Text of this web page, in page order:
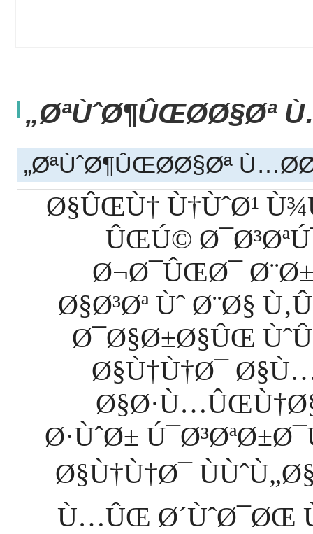
ØªÙˆØ¶ÛŒØ­Ø§Øª
ØªÙˆØ¶ÛŒØ­Ø§Øª
Ø§ÛŒÙ† Ù†ÙˆØ¹
ÛŒÚ©
Ø¬Ø¯ÛŒØ¯
Ø§Ø³Øª Ùˆ Ø¨Ø§
Ø¯Ø§Ø±Ø§ÛŒ
Ø§Ù†Ù†Ø¯
Ø·ÙˆØ±
Ø§Ù†Ù†Ø¯
Ù…ÛŒ Ø´ÙˆØ¯ØŒ